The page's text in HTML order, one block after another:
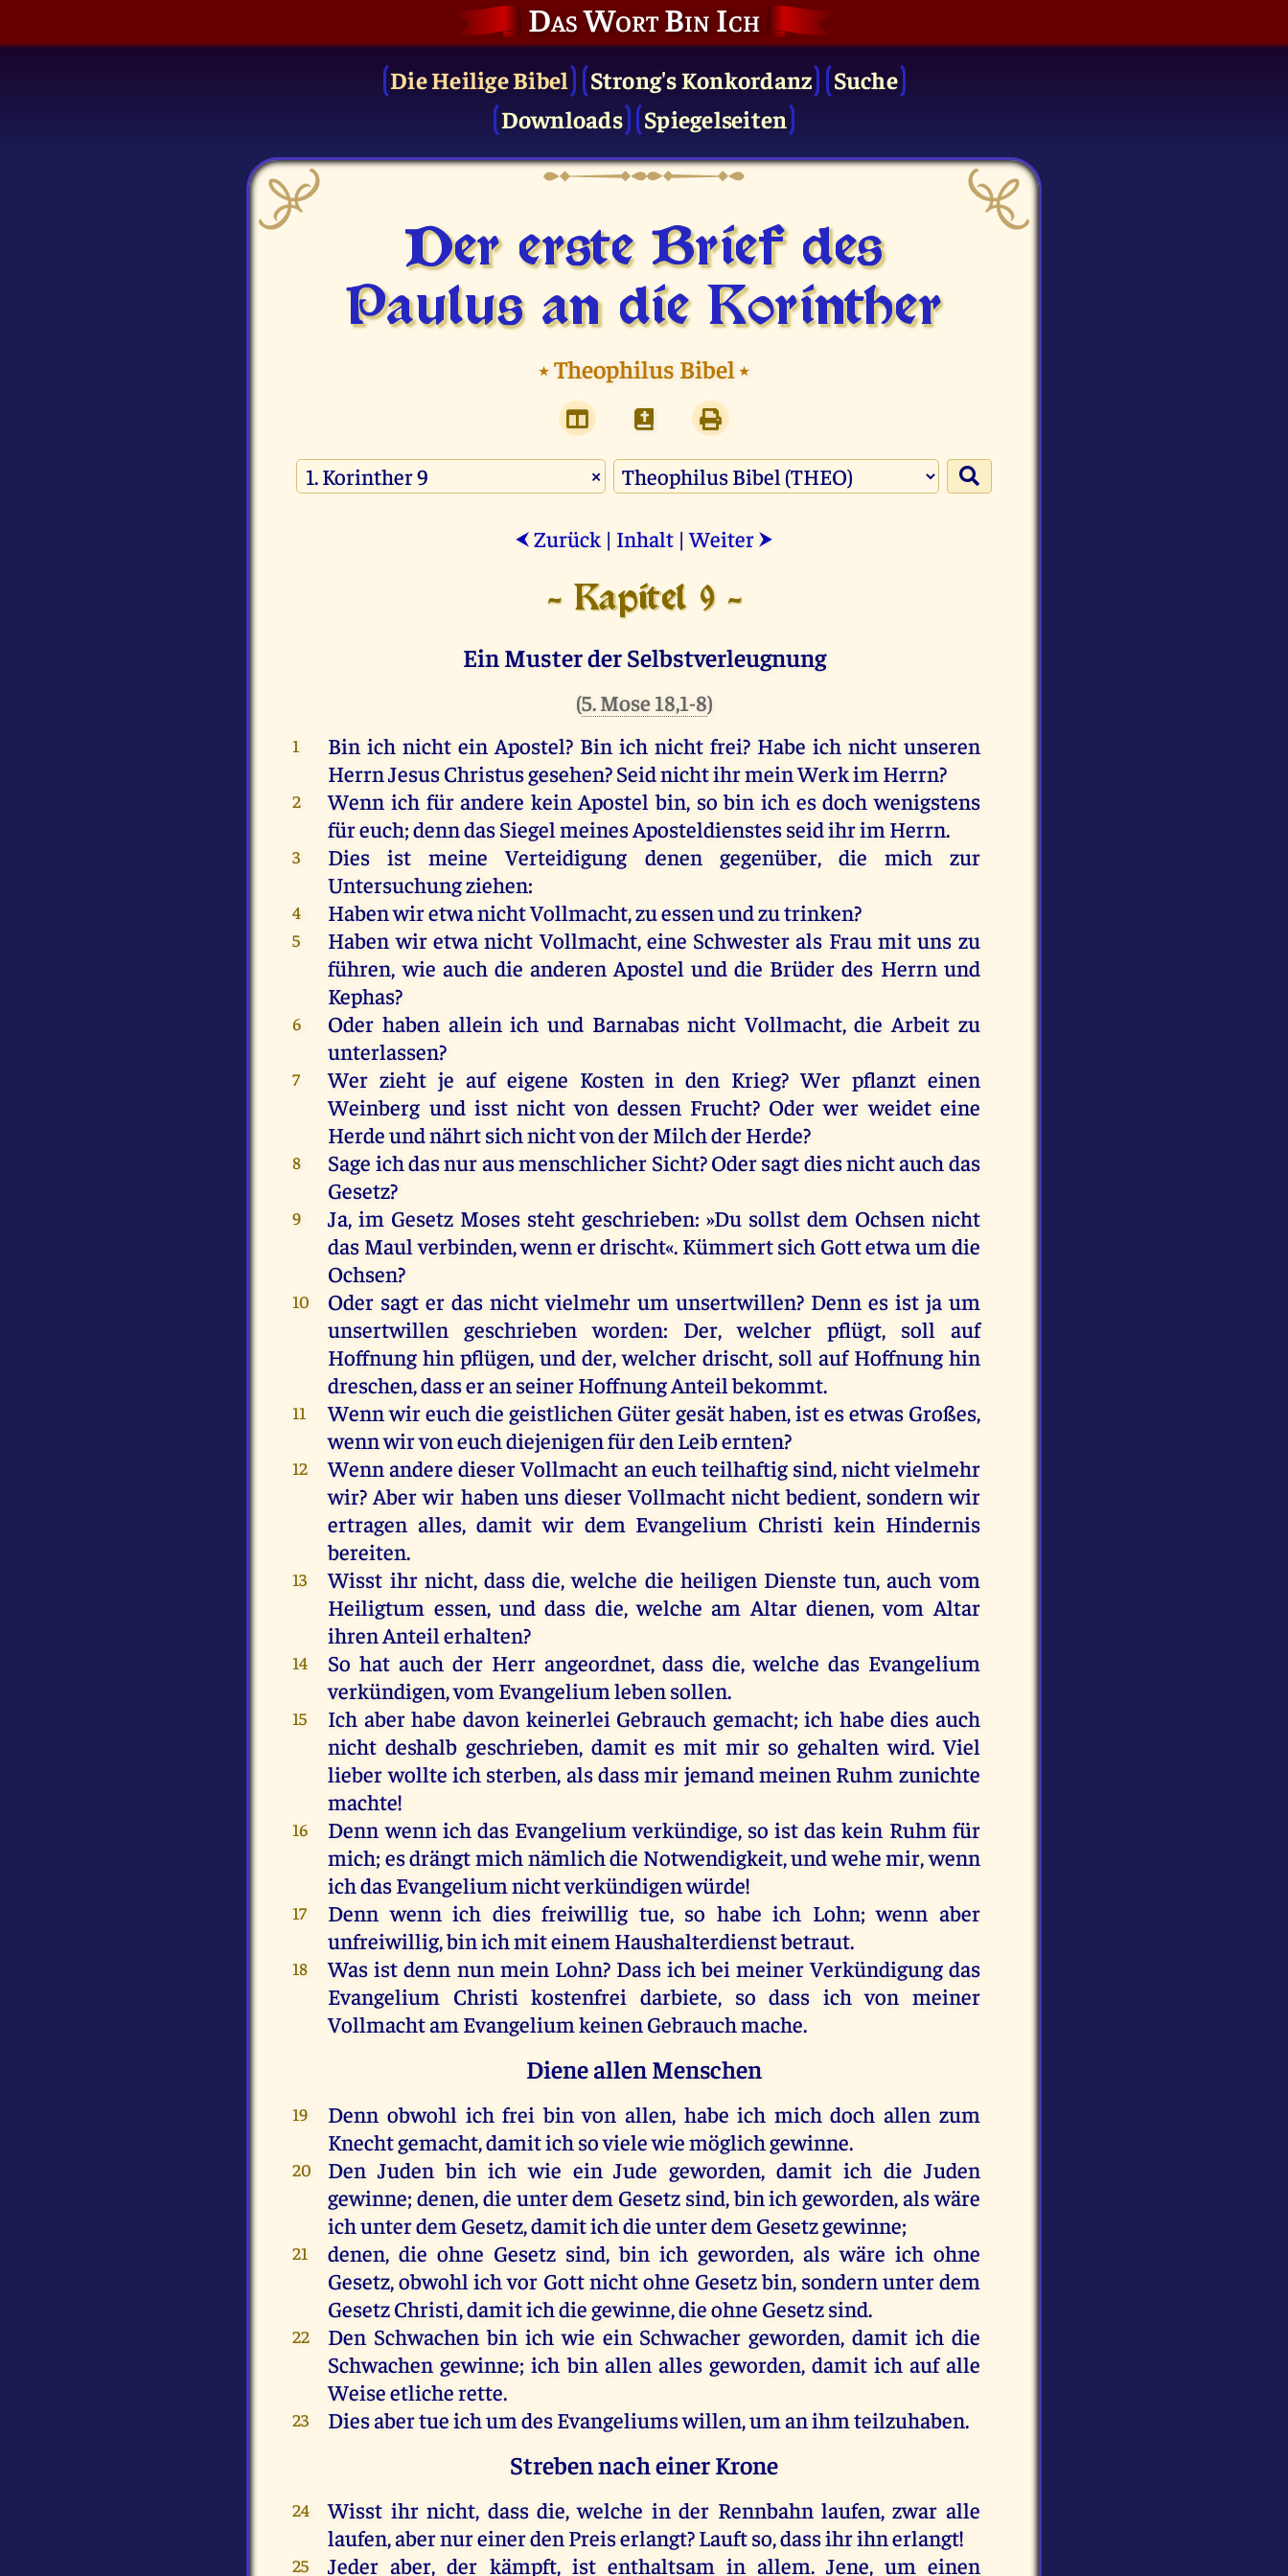
Das Wort Bin Ich
Die Heilige Bibel Strong's Konkordanz
Suche
Downloads
Spiegelseiten
Der erste Brief des
Paulus an die Korinther
⭑Theophilus Bibel⭑
×
⮜ Zurück | Inhalt |Weiter ⮞
- Kapitel 9 -
Ein Muster der Selbstverleugnung
(5. Mose 18,1-8)
1 Bin ich nicht ein Apostel? Bin ich nicht frei? Habe ich nicht unseren
HerrnJesusChristusgesehen?SeidnichtihrmeinWerkim Herrn?
2 Wenn ich für andere kein Apostel bin, so bin ich es doch wenigstens
füreuch;denndasSiegel meinesAposteldienstesseidihrim Herrn.
3 Dies ist meine Verteidigung denen gegenüber, die mich
zur
Untersuchungziehen:
4 HabenwiretwanichtVollmacht,zu essenundzu trinken?
5 Haben wir etwa nicht Vollmacht, eine Schwester als Frau mit uns zu
führen,wie auch die anderen Apostel und die Brüder des Herrn und
Kephas?
6 Oder haben allein ich und Barnabas nicht Vollmacht,die Arbeit zu
unterlassen?
7 Wer zieht je auf eigene Kosten in den Krieg?Wer pflanzt einen
Weinberg und isst nicht von dessen Frucht? Oder wer weidet eine
HerdeundnährtsichnichtvonderMilchderHerde?
8 Sage ichdasnurausmenschlicher Sicht?Odersagtdiesnichtauch das
Gesetz?
9 Ja,im Gesetz Moses steht geschrieben: »Du sollst dem Ochsen nicht
das Maul verbinden,wenn erdrischt«. Kümmertsich Gottetwa um die
Ochsen?
10 Oder sagt er das nicht vielmehr um unsertwillen? Denn es ist ja um
unsertwillen geschrieben worden: Der,welcher pflügt, soll
auf
Hoffnung hin pflügen,und der,welcher drischt, soll auf Hoffnung hin
dreschen, dasseran seinerHoffnungAnteil bekommt.
11 Wenn wireuch die geistlichen Gütergesäthaben,istesetwas Großes,
wennwirvoneuchdiejenigenfürden Leibernten?
12 Wenn andere dieserVollmacht an euch teilhaftig sind,nichtvielmehr
wir? Aber wir haben uns dieserVollmacht nichtbedient, sondern wir
ertragen alles, damit wir dem Evangelium Christi kein Hindernis
bereiten.
13 Wisst ihr nicht, dassdie,welche die heiligen Dienste tun,auch vom
Heiligtum essen,und dass die,welche am Altar dienen,vom Altar
ihren Anteilerhalten?
14 So hat auch der Herrangeordnet, dassdie,welche das Evangelium
verkündigen,vom Evangelium leben sollen.
15 Ich aber habe davon keinerlei Gebrauch gemacht;ich habe dies auch
nicht deshalb geschrieben, damit es mit mir so gehalten wird.Viel
lieberwollte ich sterben, alsdassmir jemand meinen Ruhm zunichte
machte!
16 Denn wenn ich das Evangelium verkündige, so ist das kein Ruhm für
mich; esdrängtmich nämlichdie Notwendigkeit,undwehemir,wenn
ichdasEvangelium nichtverkündigenwürde!
17 Denn wenn ich dies freiwillig tue, so habe ich Lohn;wenn aber
unfreiwillig,binichmiteinem Haushalterdienst betraut.
18 Was ist denn nun mein Lohn? Dass ich bei meiner Verkündigung das
Evangelium Christi kostenfrei darbiete, so dass ich von meiner
Vollmachtam Evangelium keinen Gebrauchmache.
Diene allen Menschen
19 Denn obwohl ich frei bin von allen, habe ich mich doch allen zum
Knechtgemacht,damitich sovielewiemöglichgewinne.
20 Den Juden bin ich wie ein Jude geworden,damit ich die Juden
gewinne;denen,die unterdem Gesetz sind,binich geworden,alswäre
ichunterdem Gesetz,damitichdieunterdem Gesetzgewinne;
21 denen,die ohne Gesetz sind,bin ich geworden, als wäre ich ohne
Gesetz, obwohlich vor Gottnichtohne Gesetzbin, sondern unterdem
GesetzChristi,damitichdiegewinne,dieohne Gesetzsind.
22 Den Schwachen bin ich wie ein Schwacher geworden,damit ich die
Schwachen gewinne;ich bin allen alles geworden, damit ich auf alle
Weiseetlicherette.
23 Diesabertueichum desEvangeliumswillen,um anihm teilzuhaben.
Streben nach einer Krone
24 Wisst ihr nicht, dass die,welche in der Rennbahn laufen,zwar alle
laufen,abernureinerden Preiserlangt?Lauftso, dassihrihnerlangt!
25 Jeder aber,der kämpft, istenthaltsam in allem. Jene, um einen